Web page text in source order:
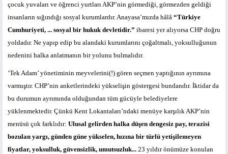
çocuk yuvaları ve öğrenci yurtları AKP’nin görmediği, görmezden geldiği
insanların sığındığı sosyal kurumlardır. Anayasa’mızda hâlâ “Türkiye
Cumhuriyeti, ... sosyal bir hukuk devletidir.” ibaresi yer alıyorsa CHP doğru
yoldadır. Ne yapıp edip bu alandaki kurumlarını çoğaltmalı, yoksulluğunun
nedenini halka anlatmanın bir yolunu bulmalıdır.
‘Tek Adam’ yönetiminin meyvelerini(!) gören seçmen yaptığının ayrımına
varmıştır. CHP’nin anketlerindeki yükselişin göstergesi bundandır. İktidar da
bu durumun ayrımında olduğundan tüm gücüyle belediyelere
yüklenmektedir. Çünkü Kent Lokantaları’ndaki menüye karşılık AKP’nin
menüsü çok farklıdır: Ulusal gelirden halka düşen dengesiz pay, terazisi
bozulan yargı, günden güne yükselen, hızına bir türlü yetişilemeyen
fiyatlar, yoksulluk, güvensizlik, umutsuzluk... 23 yıldır önümüze konulan